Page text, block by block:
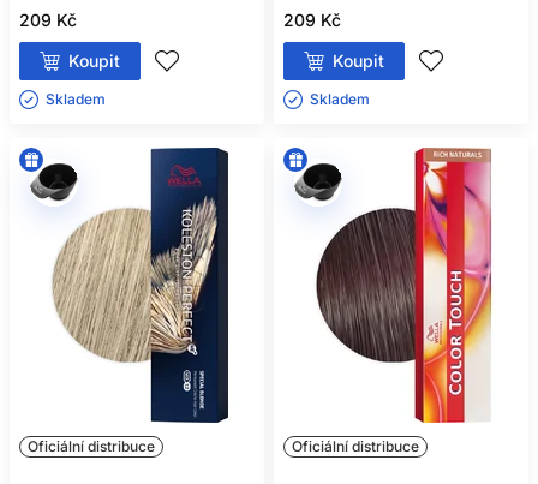
209 Kč
Koupit
Skladem ㅤ
209 Kč
Koupit
Skladem ㅤ
Oficiální distribuce Oficiální distribuce